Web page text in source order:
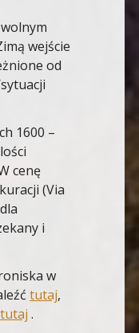
wejście
od
1600 –
cenę
(Via
i
w
tutaj,
tutaj .